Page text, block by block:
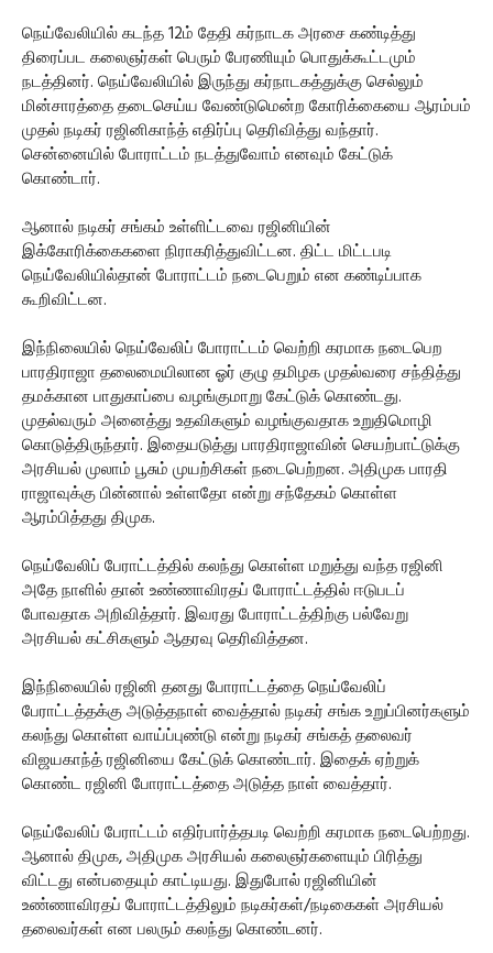
நெய்வேலியில் கடந்த 12ம் தேதி கர்நாடக அரசை கண்டித்து
திரைப்பட கலைஞர்கள் பெரும் பேரணியும் பொதுக்கூட்டமும்
நடத்தினர். நெய்வேலியில் இருந்து கர்நாடகத்துக்கு செல்லும்
மின்சாரத்தை தடைசெய்ய வேண்டுமென்ற கோரிக்கையை ஆரம்பம்
முதல் நடிகர் ரஜினிகாந்த் எதிர்ப்பு தெரிவித்து வந்தார்.
சென்னையில் போராட்டம் நடத்துவோம் எனவும் கேட்டுக்
கொண்டார்.
ஆனால் நடிகர் சங்கம் உள்ளிட்டவை ரஜினியின்
இக்கோரிக்கைகளை நிராகரித்துவிட்டன. திட்ட மிட்டபடி
நெய்வேலியில்தான் போராட்டம் நடைபெறும் என கண்டிப்பாக
கூறிவிட்டன.
இந்நிலையில் நெய்வேலிப் போராட்டம் வெற்றி கரமாக நடைபெற
பாரதிராஜா தலைமையிலான ஓர் குழு தமிழக முதல்வரை சந்தித்து
தமக்கான பாதுகாப்பை வழங்குமாறு கேட்டுக் கொண்டது.
முதல்வரும் அனைத்து உதவிகளும் வழங்குவதாக உறுதிமொழி
கொடுத்திருந்தார். இதையடுத்து பாரதிராஜாவின் செயற்பாட்டுக்கு
அரசியல் முலாம் பூசும் முயற்சிகள் நடைபெற்றன. அதிமுக பாரதி
ராஜாவுக்கு பின்னால் உள்ளதோ என்று சந்தேகம் கொள்ள
ஆரம்பித்தது திமுக.
நெய்வேலிப் பேராட்டத்தில் கலந்து கொள்ள மறுத்து வந்த ரஜினி
அதே நாளில் தான் உண்ணாவிரதப் போராட்டத்தில் ஈடுபடப்
போவதாக அறிவித்தார். இவரது போராட்டத்திற்கு பல்வேறு
அரசியல் கட்சிகளும் ஆதரவு தெரிவித்தன.
இந்நிலையில் ரஜினி தனது போராட்டத்தை நெய்வேலிப்
பேராட்டத்தக்கு அடுத்தநாள் வைத்தால் நடிகர் சங்க உறுப்பினர்களும்
கலந்து கொள்ள வாய்ப்புண்டு என்று நடிகர் சங்கத் தலைவர்
விஜயகாந்த் ரஜினியை கேட்டுக் கொண்டார். இதைக் ஏற்றுக்
கொண்ட ரஜினி போராட்டத்தை அடுத்த நாள் வைத்தார்.
நெய்வேலிப் பேராட்டம் எதிர்பார்த்தபடி வெற்றி கரமாக நடைபெற்றது.
ஆனால் திமுக, அதிமுக அரசியல் கலைஞர்களையும் பிரித்து
விட்டது என்பதையும் காட்டியது. இதுபோல் ரஜினியின்
உண்ணாவிரதப் போராட்டத்திலும் நடிகர்கள்/நடிகைகள் அரசியல்
தலைவர்கள் என பலரும் கலந்து கொண்டனர்.